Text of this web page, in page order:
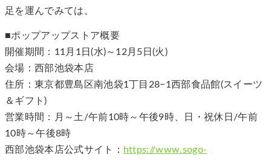
足を運んでみては。
■ポップアップストア概要
開催期間：11月1日(水)～12月5日(火)
会場：西部池袋本店
住所：東京都豊島区南池袋1丁目28−1西部食品館(スイーツ
＆ギフト)
営業時間：月～土/午前10時～午後9時、日・祝休日/午前
10時～午後8時
西部池袋本店公式サイト： https://www.sogo-